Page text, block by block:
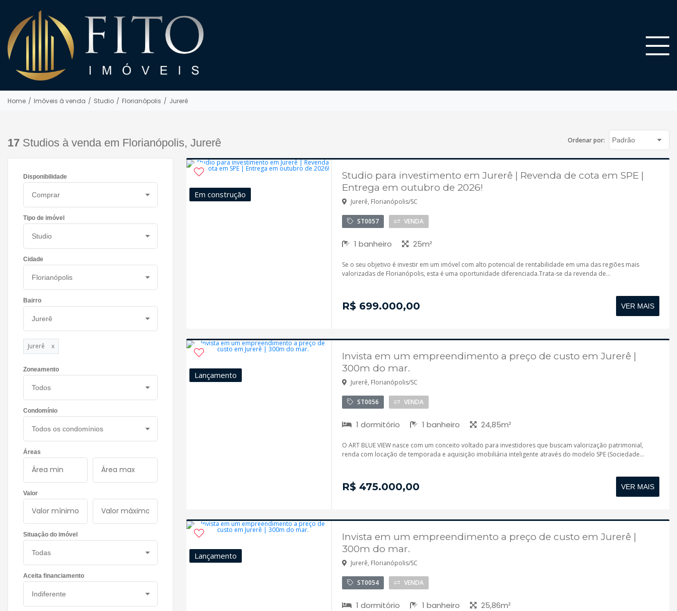
Home / Imóveis à venda / Studio / Florianópolis / Jurerê
17 Studios à venda em Florianópolis, Jurerê Ordenar por:
Disponibilidade
Tipo de imóvel
Cidade
Bairro
Jurerê x
Zoneamento
Condomínio
Áreas
Valor
Situação do imóvel
Aceita financiamento
Em construção
Studio para investimento em Jurerê | Revenda de cota em SPE |
Entrega em outubro de 2026!
Jurerê, Florianópolis/SC
ST0057 VENDA
1 banheiro 25m²
Se o seu objetivo é investir em um imóvel com alto potencial de rentabilidade em uma das regiões mais
valorizadas de Florianópolis, esta é uma oportunidade diferenciada.Trata-se da revenda de...
R$ 699.000,00 VER MAIS
Lançamento
Invista em um empreendimento a preço de custo em Jurerê |
300m do mar.
Jurerê, Florianópolis/SC
ST0056 VENDA
1 dormitório 1 banheiro 24,85m²
O ART BLUE VIEW nasce com um conceito voltado para investidores que buscam valorização patrimonial,
renda com locação de temporada e aquisição imobiliária inteligente através do modelo SPE (Sociedade...
R$ 475.000,00 VER MAIS
Lançamento
Invista em um empreendimento a preço de custo em Jurerê |
300m do mar.
Jurerê, Florianópolis/SC
ST0054 VENDA
1 dormitório 1 banheiro 25,86m²